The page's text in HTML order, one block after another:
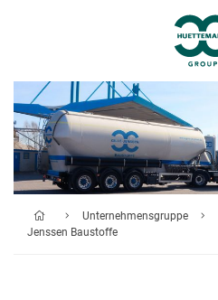
Unternehmensgruppe
Jenssen Baustoffe